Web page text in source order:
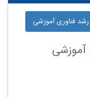
رشد فناوری آموزشی
آموزشی